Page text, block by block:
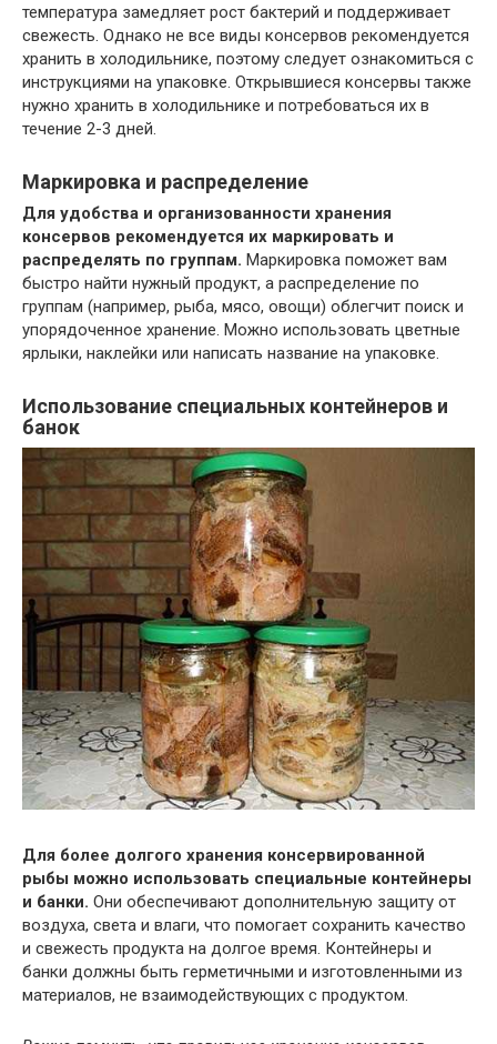
температура замедляет рост бактерий и поддерживает
свежесть. Однако не все виды консервов рекомендуется
хранить в холодильнике, поэтому следует ознакомиться с
инструкциями на упаковке. Открывшиеся консервы также
нужно хранить в холодильнике и потребоваться их в
течение 2-3 дней.
Маркировка и распределение
Для удобства и организованности хранения
консервов рекомендуется их маркировать и
распределять по группам. Маркировка поможет вам
быстро найти нужный продукт, а распределение по
группам (например, рыба, мясо, овощи) облегчит поиск и
упорядоченное хранение. Можно использовать цветные
ярлыки, наклейки или написать название на упаковке.
Использование специальных контейнеров и
банок
Для более долгого хранения консервированной
рыбы можно использовать специальные контейнеры
и банки. Они обеспечивают дополнительную защиту от
воздуха, света и влаги, что помогает сохранить качество
и свежесть продукта на долгое время. Контейнеры и
банки должны быть герметичными и изготовленными из
материалов, не взаимодействующих с продуктом.